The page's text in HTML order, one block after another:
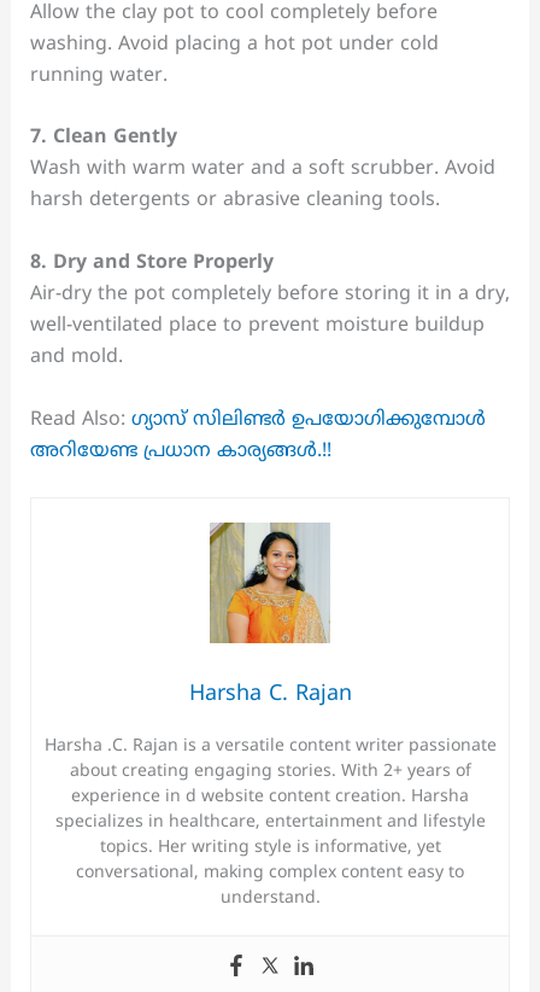
Allow the clay pot to cool completely before
washing. Avoid placing a hot pot under cold
running water.
7. Clean Gently
Wash with warm water and a soft scrubber. Avoid
harsh detergents or abrasive cleaning tools.
8. Dry and Store Properly
Air-dry the pot completely before storing it in a dry,
well-ventilated place to prevent moisture buildup
and mold.
Read Also: ഗ്യാസ് സിലിണ്ടർ ഉപയോഗിക്കുമ്പോൾ
അറിയേണ്ട പ്രധാന കാര്യങ്ങൾ.!!
Harsha C. Rajan
Harsha .C. Rajan is a versatile content writer passionate
about creating engaging stories. With 2+ years of
experience in d website content creation. Harsha
specializes in healthcare, entertainment and lifestyle
topics. Her writing style is informative, yet
conversational, making complex content easy to
understand.